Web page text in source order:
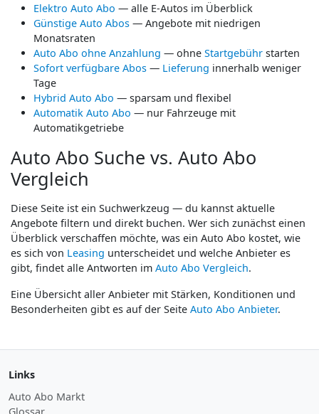
Elektro Auto Abo — alle E-Autos im Überblick
Günstige Auto Abos — Angebote mit niedrigen
Monatsraten
Auto Abo ohne Anzahlung — ohne Startgebühr starten
Sofort verfügbare Abos — Lieferung innerhalb weniger
Tage
Hybrid Auto Abo — sparsam und flexibel
Automatik Auto Abo — nur Fahrzeuge mit
Automatikgetriebe
Auto Abo Suche vs. Auto Abo
Vergleich
Diese Seite ist ein Suchwerkzeug — du kannst aktuelle
Angebote filtern und direkt buchen. Wer sich zunächst einen
Überblick verschaffen möchte, was ein Auto Abo kostet, wie
es sich von Leasing unterscheidet und welche Anbieter es
gibt, findet alle Antworten im Auto Abo Vergleich.
Eine Übersicht aller Anbieter mit Stärken, Konditionen und
Besonderheiten gibt es auf der Seite Auto Abo Anbieter.
Links
Auto Abo Markt